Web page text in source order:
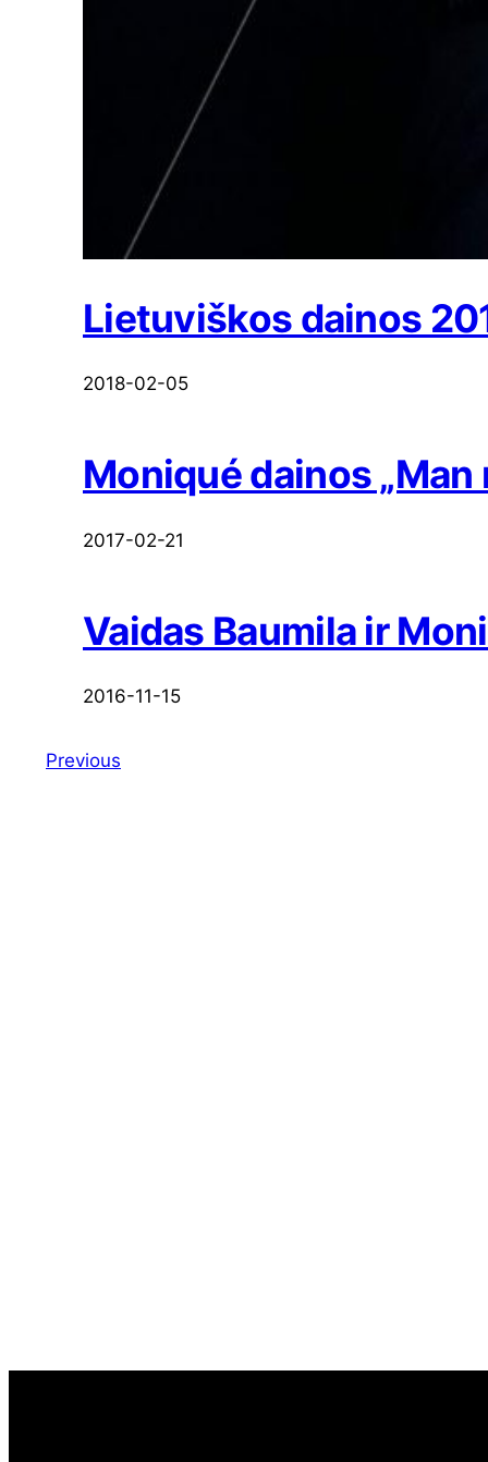
Lietuviškos dainos
2018-02-05
Moniqué dainos
2017-02-21
Vaidas Baumila ir
2016-11-15
Previous